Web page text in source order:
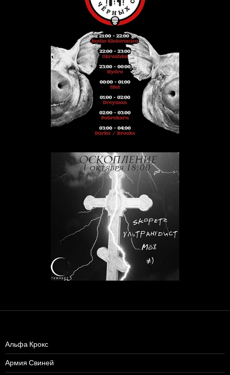
Альфа Крокс
Армия Свиней